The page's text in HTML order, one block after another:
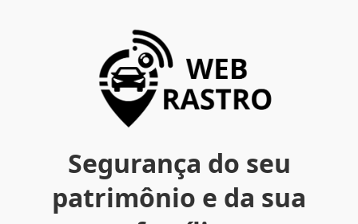
Segurança do seu
patrimônio e da sua